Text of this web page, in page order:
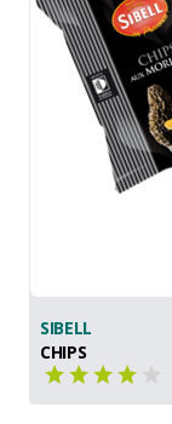
SIBELL
CHIPS